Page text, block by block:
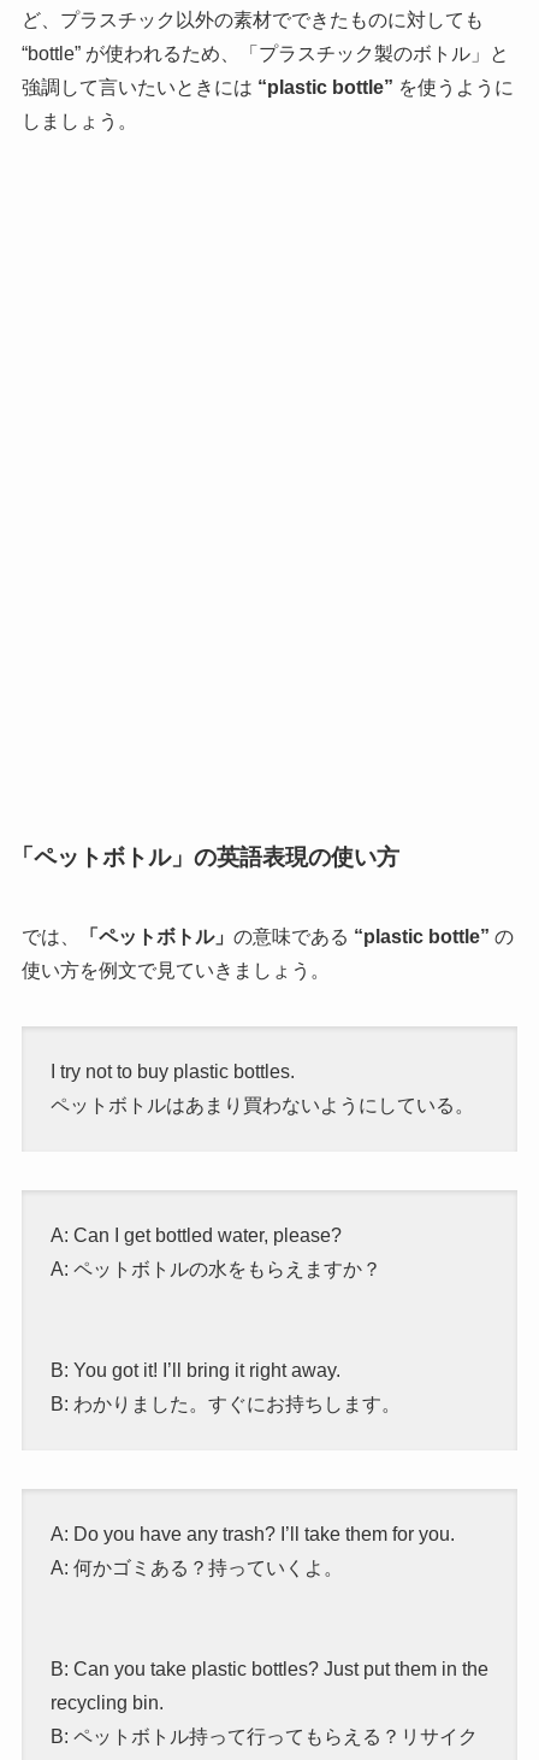
ど、プラスチック以外の素材でできたものに対しても
“bottle” が使われるため、「プラスチック製のボトル」と
強調して言いたいときには “plastic bottle” を使うように
しましょう。
「ペットボトル」の英語表現の使い方
では、 「ペットボトル」 の意味である “plastic bottle” の
使い方を例文で見ていきましょう。
I try not to buy plastic bottles.
ペットボトルはあまり買わないようにしている。
A: Can I get bottled water, please?
A: ペットボトルの水をもらえますか？
B: You got it! I’ll bring it right away.
B: わかりました。すぐにお持ちします。
A: Do you have any trash? I’ll take them for you.
A: 何かゴミある？持っていくよ。
B: Can you take plastic bottles? Just put them in the
recycling bin.
B: ペットボトル持って行ってもらえる？リサイク